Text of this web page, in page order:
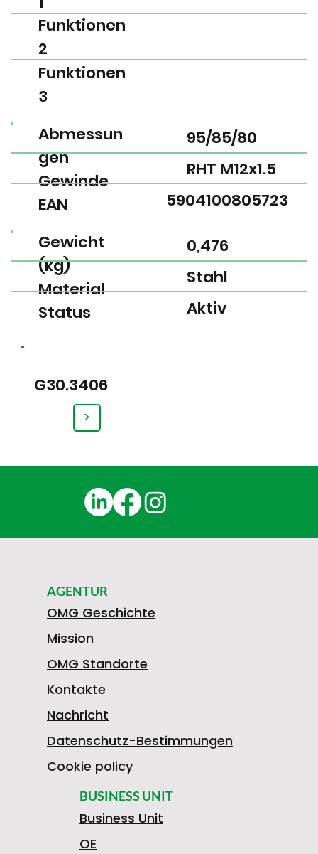
G30.3406
>
EAN
Gewinde
Abmessun
gen
5904100805723
RHT M12x1.5
95/85/80
Gewicht
(kg)
Material
Status
0,476
Stahl
Aktiv
Funktionen
2
Funktionen
3
BUSINESS UNIT
Business Unit
OE
AGENTUR
OMG Geschichte
Mission
OMG Standorte
Kontakte
Nachricht
Datenschutz-Bestimmungen
Cookie policy